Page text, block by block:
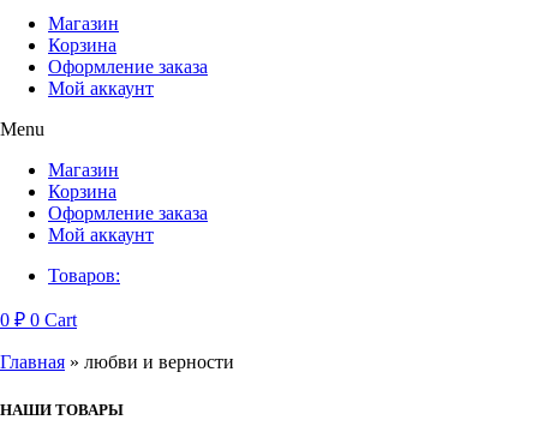
Магазин
Корзина
Оформление заказа
Мой аккаунт
Menu
Магазин
Корзина
Оформление заказа
Мой аккаунт
Товаров:
0 ₽ 0 Cart
Главная » любви и верности
НАШИ ТОВАРЫ